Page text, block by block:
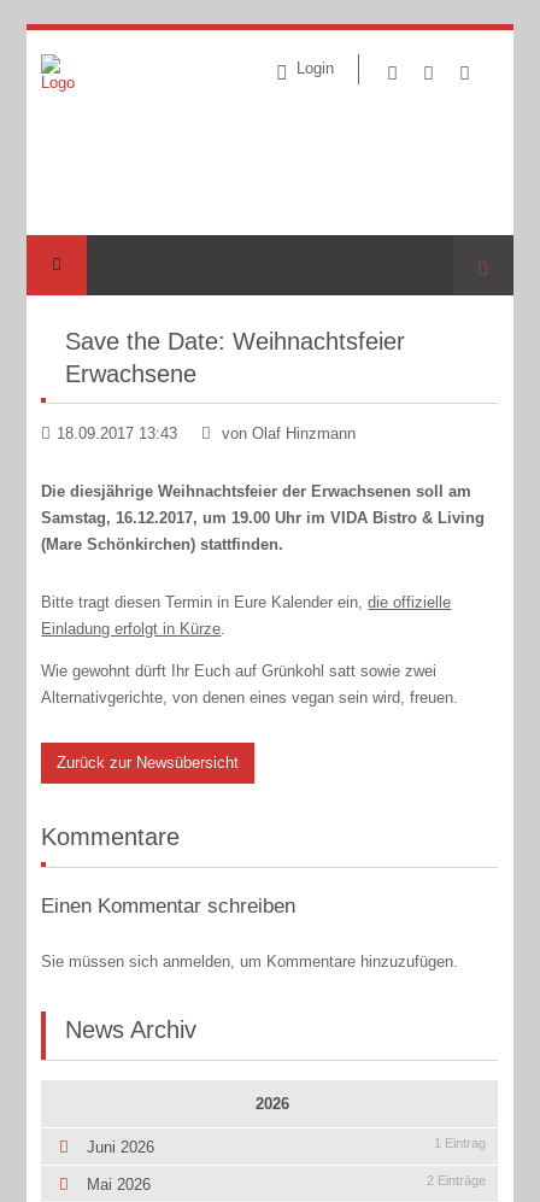
Login
Suche
Save the Date: Weihnachtsfeier
Erwachsene
18.09.2017 13:43 von Olaf Hinzmann
Die diesjährige Weihnachtsfeier der Erwachsenen soll am
Samstag, 16.12.2017, um 19.00 Uhr im VIDA Bistro & Living
(Mare Schönkirchen) stattfinden.
Bitte tragt diesen Termin in Eure Kalender ein,die offizielle
Einladung erfolgt in Kürze
Wie gewohnt dürft Ihr Euch auf Grünkohl satt sowie zwei
Alternativgerichte, von denen eines vegan sein wird, freuen.
Zurück zur Newsübersicht
Kommentare
Einen Kommentar schreiben
Sie müssen sich anmelden, um Kommentare hinzuzufügen.
News Archiv
2026
Juni 2026 1 Eintrag
Mai 2026 2 Einträge